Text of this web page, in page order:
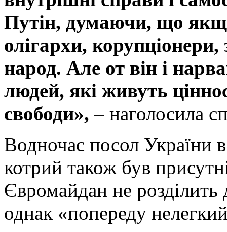
Путін, думаючи, що
олігархи,
народ. Але от він і
людей, які живуть
свободи», – наголосила
Водночас посол
котрий також був
Євромайдан не
однак «попереду